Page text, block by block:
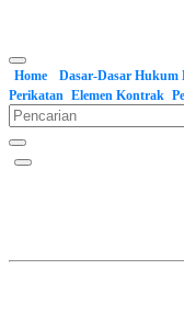
Home Dasar-Dasar Hukum
Perikatan Elemen Kontrak